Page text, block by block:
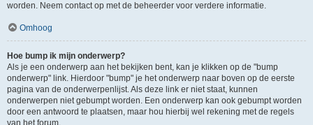
worden. Neem contact op met de beheerder voor verdere informatie.
Omhoog
Hoe bump ik mijn onderwerp?
Als je een onderwerp aan het bekijken bent, kan je klikken op de "bump
onderwerp" link. Hierdoor "bump" je het onderwerp naar boven op de eerste
pagina van de onderwerpenlijst. Als deze link er niet staat, kunnen
onderwerpen niet gebumpt worden. Een onderwerp kan ook gebumpt worden
door een antwoord te plaatsen, maar hou hierbij wel rekening met de regels
van het forum.